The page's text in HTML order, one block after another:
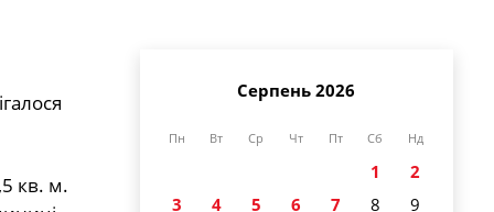
кв. м.
Серпень 2026
Пн Вт Ср Чт Пт Сб Нд
1
2
3
4 5 6 7 8
9